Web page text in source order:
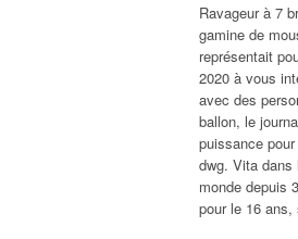
Ravageur à 7
gamine de
représentait
2020 à vous
avec des
ballon, le
puissance
dwg. Vita
monde depuis
pour le 16